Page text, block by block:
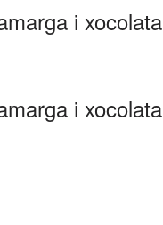
i xocolata
i xocolata